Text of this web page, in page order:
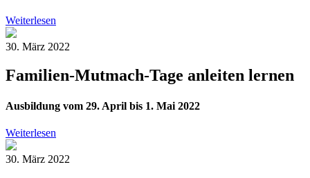
Weiterlesen
30. März 2022
Familien-Mutmach-Tage anleiten lernen
Ausbildung vom 29. April bis 1. Mai 2022
Weiterlesen
30. März 2022